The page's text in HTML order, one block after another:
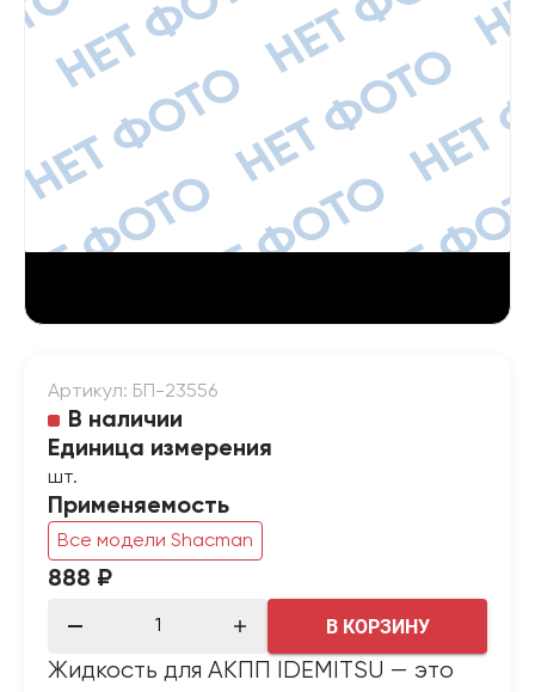
Артикул: БП-23556
В наличии
Единица измерения
шт.
Применяемость
Все модели Shacman
888 ₽
В КОРЗИНУ
Жидкость для АКПП IDEMITSU — это